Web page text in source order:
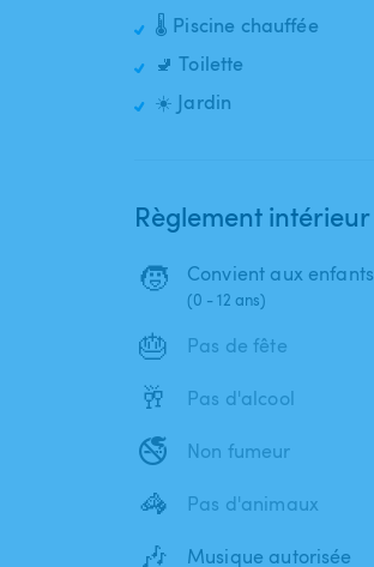
🌡️ Piscine chauffée
🚽 Toilette
☀️ Jardin
Règlement intérieur
🧒 Convient aux enfants
(0 - 12 ans)
🎂 Pas de fête
🥂 Pas d'alcool
🚭 Non fumeur
🦓 Pas d'animaux
🎶 Musique autorisée